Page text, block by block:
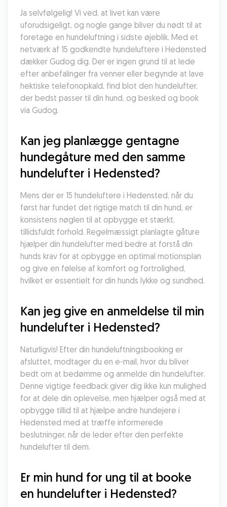
Ja selvfølgelig! Vi ved, at livet kan være
uforudsigeligt, og nogle gange bliver du nødt til at
foretage en hundeluftning i sidste øjeblik. Med et
netværk af 15 godkendte hundeluftere i Hedensted
dækker Gudog dig. Der er ingen grund til at lede
efter anbefalinger fra venner eller begynde at lave
hektiske telefonopkald, find blot den hundelufter,
der bedst passer til din hund, og besked og book
via Gudog.
Kan jeg planlægge gentagne
hundegåture med den samme
hundelufter i Hedensted?
Mens der er 15 hundeluftere i Hedensted, når du
først har fundet det rigtige match til din hund, er
konsistens nøglen til at opbygge et stærkt,
tillidsfuldt forhold. Regelmæssigt planlagte gåture
hjælper din hundelufter med bedre at forstå din
hunds krav for at opbygge en optimal motionsplan
og give en følelse af komfort og fortrolighed,
hvilket er essentielt for din hunds lykke og sundhed.
Kan jeg give en anmeldelse til min
hundelufter i Hedensted?
Naturligvis! Efter din hundeluftningsbooking er
afsluttet, modtager du en e-mail, hvor du bliver
bedt om at bedømme og anmelde din hundelufter.
Denne vigtige feedback giver dig ikke kun mulighed
for at dele din oplevelse, men hjælper også med at
opbygge tillid til at hjælpe andre hundejere i
Hedensted med at træffe informerede
beslutninger, når de leder efter den perfekte
hundelufter til dem.
Er min hund for ung til at booke
en hundelufter i Hedensted?